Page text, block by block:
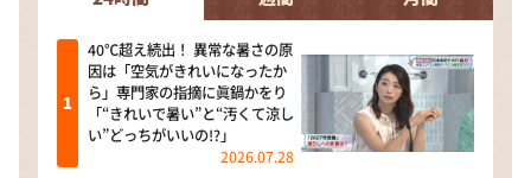
40℃超え続出！ 異常な暑さの原
因は「空気がきれいになったか
ら」専門家の指摘に眞鍋かをり
「“きれいで暑い”と“汚くて涼し
い”どっちがいいの!?」
2026.07.28